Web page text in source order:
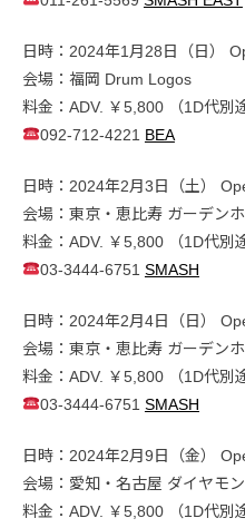
日時：2024年1月28日（日）
会場：福岡 Drum Logos
料金：ADV. ￥5,800 （1D代別
092-712-4221 BEA
日時：2024年2月3日（土）
会場：東京・恵比寿 ガーデン
料金：ADV. ￥5,800 （1D代別
03-3444-6751 SMASH
日時：2024年2月4日（日）
会場：東京・恵比寿 ガーデン
料金：ADV. ￥5,800 （1D代別
03-3444-6751 SMASH
日時：2024年2月9日（金）
会場：愛知・名古屋 ダイヤモ
料金：ADV. ￥5,800 （1D代別